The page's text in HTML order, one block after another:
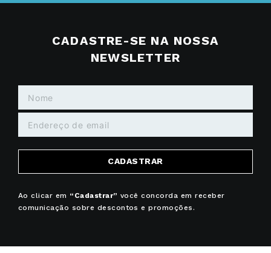
CADASTRE-SE NA NOSSA
NEWSLETTER
CADASTRAR
Ao clicar em “Cadastrar” você concorda em receber
comunicação sobre descontos e promoções.